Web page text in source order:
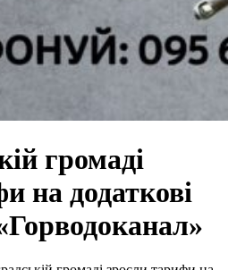
громаді
на додаткові